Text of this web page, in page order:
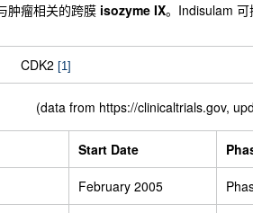
肿瘤相关的跨膜 isozyme IX。Indisulam 可
CDK2 [1]
(data from https://clinicaltrials.gov,
Start Date
February 2005